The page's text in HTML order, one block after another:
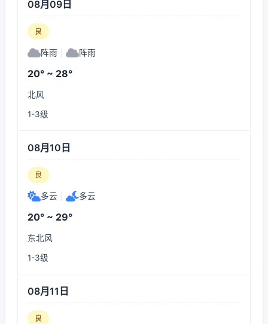
08月09日
良
阵雨 阵雨
20° ~ 28°
北风
1-3级
08月10日
良
多云 多云
20° ~ 29°
东北风
1-3级
08月11日
良